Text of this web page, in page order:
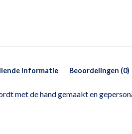
informatie Beoordelingen (0)
met de hand gemaakt en